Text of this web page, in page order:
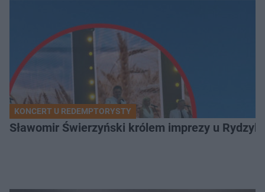
KONCERT U REDEMPTORYSTY
Sławomir Świerzyński królem imprezy u